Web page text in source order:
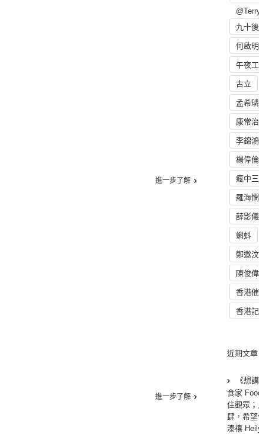
進一步了解
進一步了解
九十
何啟明
午夜
古立
孟希
康常治
李錦鴻
楊偉倫
瘋中
羅海憫
薛影
蝌蚪
鄭遨
陳俊偉
香港
香港
近期文章
《想
食家
住觀眾
肆，希
溱禧